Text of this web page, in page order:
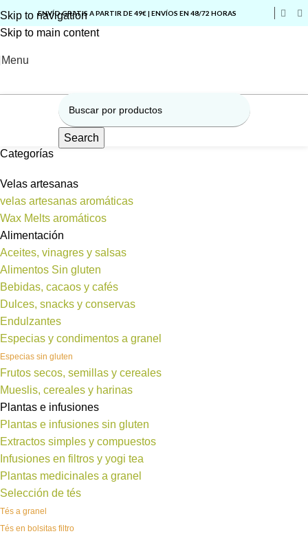
Skip to navigation
Skip to main content
ENVÍO GRATIS A PARTIR DE 49€ | ENVÍOS EN 48/72 HORAS
Menu
Search
Categorías
Velas artesanas
velas artesanas aromáticas
Wax Melts aromáticos
Alimentación
Aceites, vinagres y salsas
Alimentos Sin gluten
Bebidas, cacaos y cafés
Dulces, snacks y conservas
Endulzantes
Especias y condimentos a granel
Especias sin gluten
Frutos secos, semillas y cereales
Mueslis, cereales y harinas
Plantas e infusiones
Plantas e infusiones sin gluten
Extractos simples y compuestos
Infusiones en filtros y yogi tea
Plantas medicinales a granel
Selección de tés
Tés a granel
Tés en bolsitas filtro